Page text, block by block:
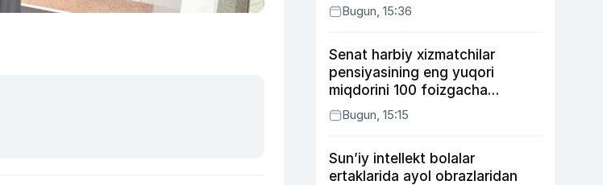
Bugun, 15:36
Senat harbiy xizmatchilar
pensiyasining eng yuqori
miqdorini 100 foizgacha
oshirishni nazarda tutuvchi
qonunni ma’qulladi
Bugun, 15:15
Sun’iy intellekt bolalar
ertaklarida ayol obrazlaridan